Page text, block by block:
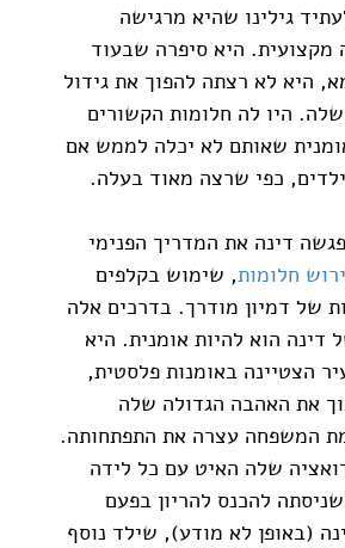
גילינו שהיא מרגישה
מקצועית. היא סיפרה שבעוד
היא לא רצתה להפוך את גידול
היו לה חלומות הקשורים
שאותם לא יכלה לממש אם
כפי שרצה מאוד בעלה.
דינה את המדריך הפנימי
חלומות, שימוש בקלפים
של דמיון מודרך. בדרכים אלה
דינה הוא להיות אומנית. היא
הצטיינה באומנות פלסטית,
את האהבה הגדולה שלה
המשפחה עצרה את התפתחותה.
שלה האיט עם כל לידה
להכנס להריון בפעם
(באופן לא מודע), שילד נוסף